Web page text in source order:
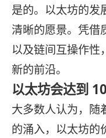
是的。以太坊的发
清晰的愿景。凭借
以及链间互操作性
新的前沿。
以太坊会达到
大多数人认为，随
的涌入，以太坊的